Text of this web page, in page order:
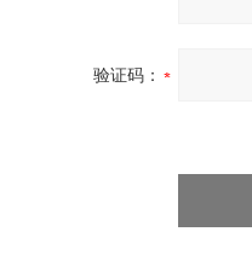
验证码：